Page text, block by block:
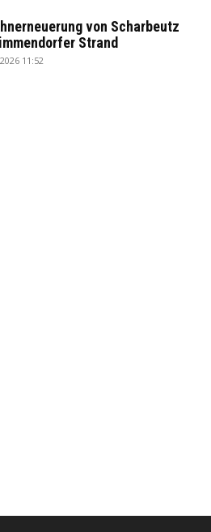
von Scharbeutz
Strand
11:52